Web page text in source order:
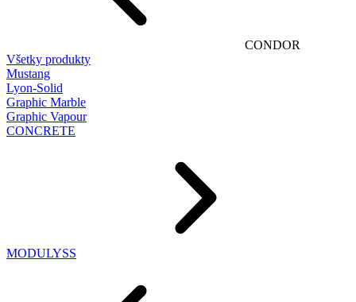
CONDOR
Všetky produkty
Mustang
Lyon-Solid
Graphic Marble
Graphic Vapour
CONCRETE
MODULYSS